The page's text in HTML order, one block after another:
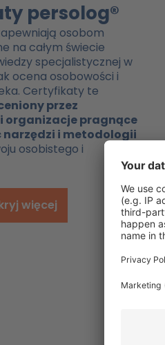
persolog®
osobom
na całym świecie
specjalistycznej w
ocena osobowości i
Certyfikaty te
przez
organizacje pragnące
i metodologii
osobistego i
więcej